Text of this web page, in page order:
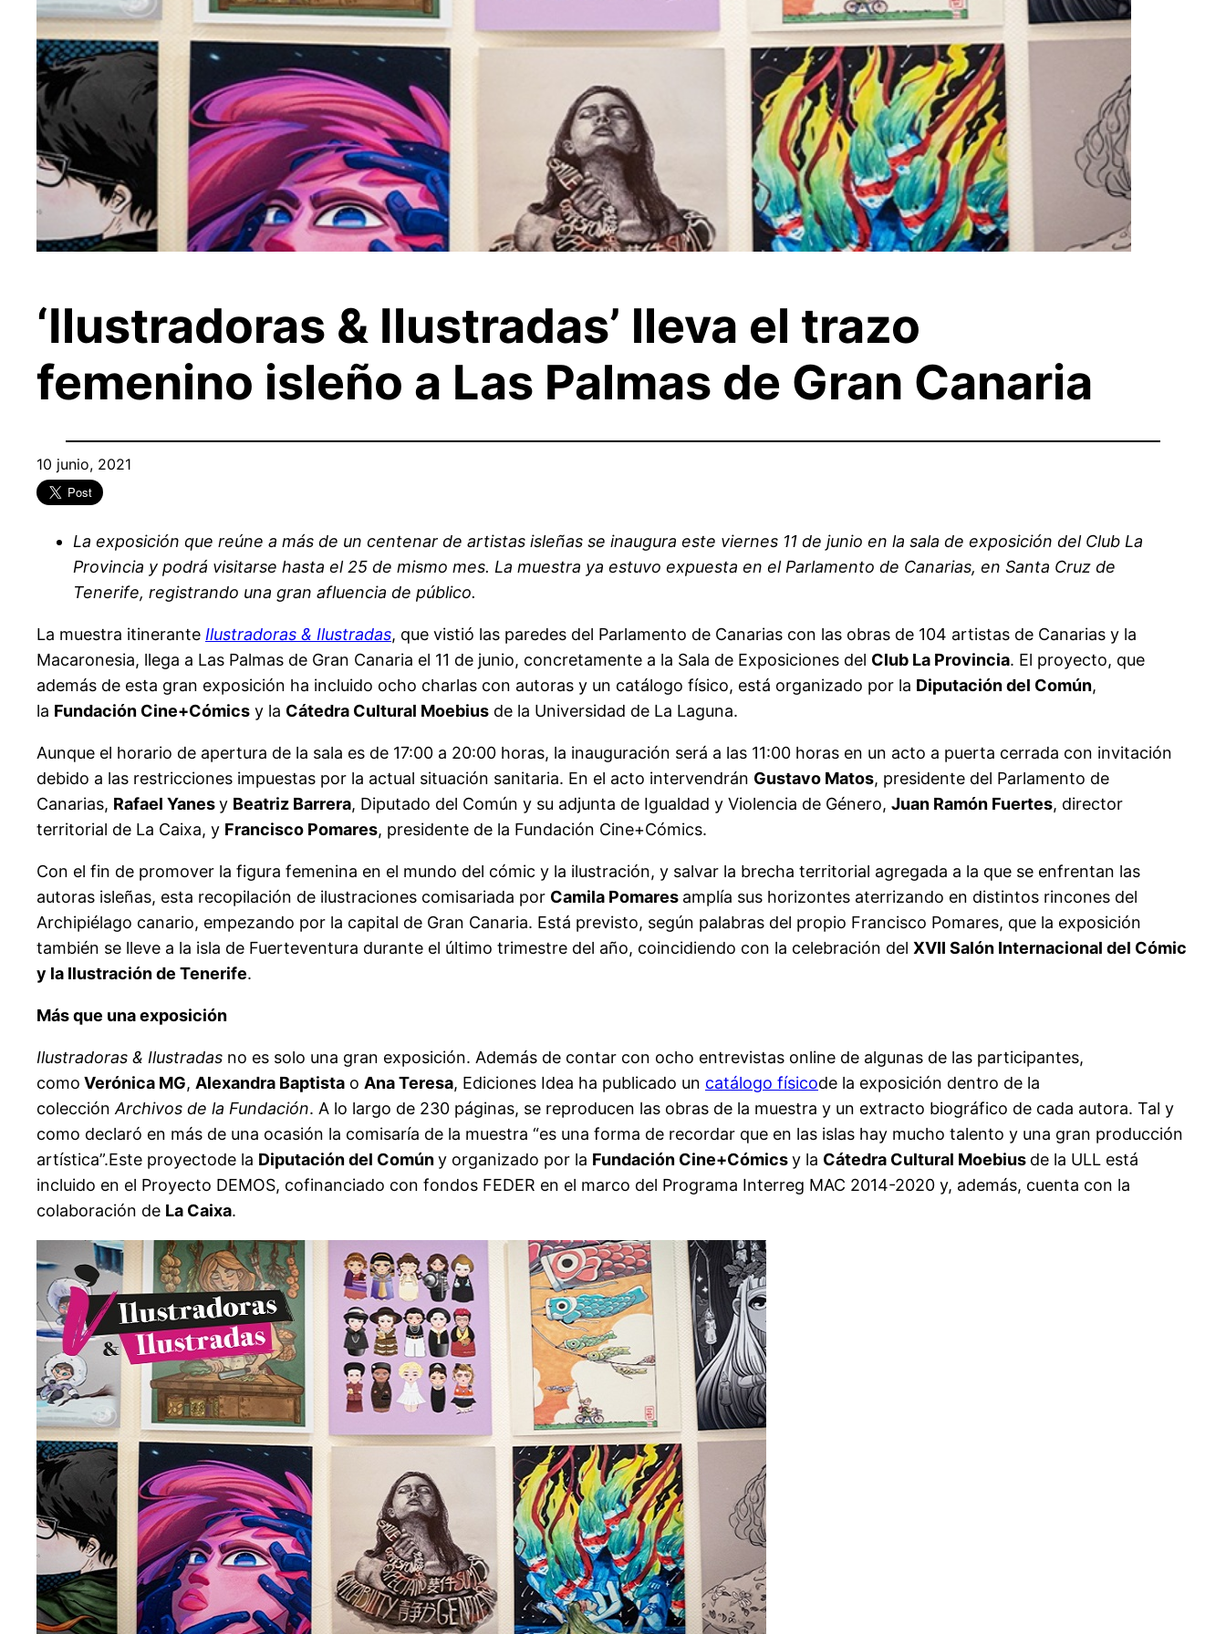
‘Ilustradoras & Ilustradas’ lleva el trazo
femenino isleño a Las Palmas de Gran Canaria
10 junio, 2021
La exposición que reúne a más de un centenar de artistas isleñas se inaugura este viernes 11 de junio en la sala de exposición del Club La
Provincia y podrá visitarse hasta el 25 de mismo mes. La muestra ya estuvo expuesta en el Parlamento de Canarias, en Santa Cruz de
Tenerife, registrando una gran afluencia de público.
La muestra itinerante Ilustradoras & Ilustradas, que vistió las paredes del Parlamento de Canarias con las obras de 104 artistas de Canarias y la
Macaronesia, llega a Las Palmas de Gran Canaria el 11 de junio, concretamente a la Sala de Exposiciones del Club La Provincia. El proyecto, que
además de esta gran exposición ha incluido ocho charlas con autoras y un catálogo físico, está organizado por la Diputación del Común,
la Fundación Cine+Cómics y la Cátedra Cultural Moebius de la Universidad de La Laguna.
Aunque el horario de apertura de la sala es de 17:00 a 20:00 horas, la inauguración será a las 11:00 horas en un acto a puerta cerrada con invitación
debido a las restricciones impuestas por la actual situación sanitaria. En el acto intervendrán Gustavo Matos, presidente del Parlamento de
Canarias, Rafael Yanesy Beatriz Barrera, Diputado del Común y su adjunta de Igualdad y Violencia de Género, Juan Ramón Fuertes, director
territorial de La Caixa, y Francisco Pomares, presidente de la Fundación Cine+Cómics.
Con el fin de promover la figura femenina en el mundo del cómic y la ilustración, y salvar la brecha territorial agregada a la que se enfrentan las
autoras isleñas, esta recopilación de ilustraciones comisariada por Camila Pomares amplía sus horizontes aterrizando en distintos rincones del
Archipiélago canario, empezando por la capital de Gran Canaria. Está previsto, según palabras del propio Francisco Pomares, que la exposición
también se lleve a la isla de Fuerteventura durante el último trimestre del año, coincidiendo con la celebración del XVII Salón Internacional del Cómic
y la Ilustración de Tenerife.
Más que una exposición
Ilustradoras & Ilustradas no es solo una gran exposición. Además de contar con ocho entrevistas online de algunas de las participantes,
como Verónica MG, Alexandra Baptista o Ana Teresa, Ediciones Idea ha publicado un catálogo físicode la exposición dentro de la
colección Archivos de la Fundación. A lo largo de 230 páginas, se reproducen las obras de la muestra y un extracto biográfico de cada autora. Tal y
como declaró en más de una ocasión la comisaría de la muestra “es una forma de recordar que en las islas hay mucho talento y una gran producción
artística”.Este proyectode la Diputación del Comúny organizado por la Fundación Cine+Cómicsy la Cátedra Cultural Moebius de la ULL está
incluido en el Proyecto DEMOS, cofinanciado con fondos FEDER en el marco del Programa Interreg MAC 2014-2020 y, además, cuenta con la
colaboración de La Caixa.